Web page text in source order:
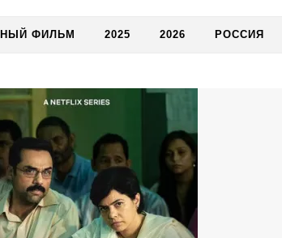
ФИЛЬМ 2025 2026 РОССИЯ